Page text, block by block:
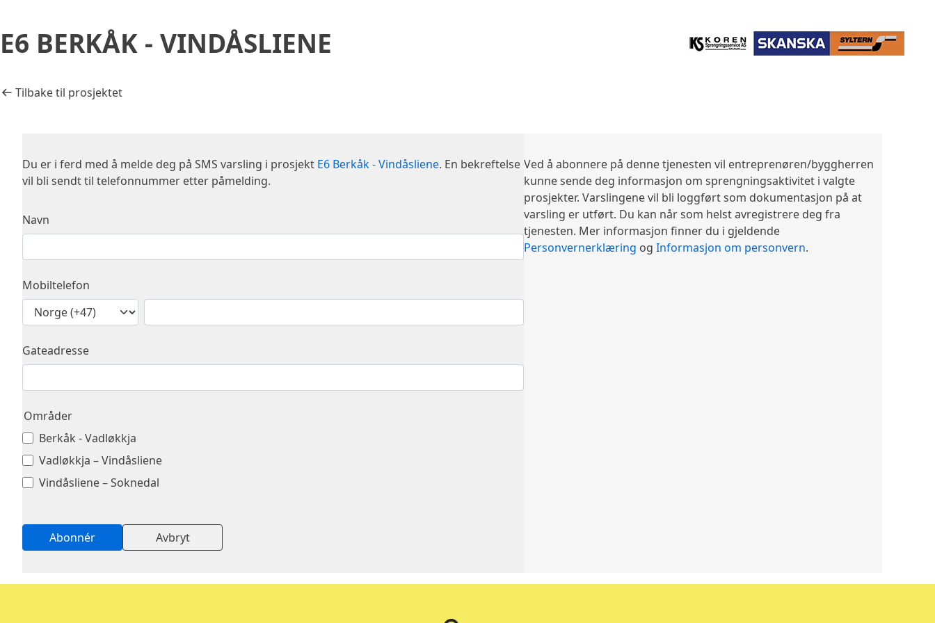
E6 BERKÅK - VINDÅSLIENE
Tilbake til prosjektet
Du er i ferd med å melde deg på SMS varsling i prosjekt E6 Berkåk - Vindåsliene. En bekreftelse
vil bli sendt til telefonnummer etter påmelding.
Navn
Mobiltelefon
Gateadresse
Områder
Berkåk - Vadløkkja
Vadløkkja – Vindåsliene
Vindåsliene – Soknedal
Avbryt
Ved å abonnere på denne tjenesten vil entreprenøren/byggherren
kunne sende deg informasjon om sprengningsaktivitet i valgte
prosjekter. Varslingene vil bli loggført som dokumentasjon på at
varsling er utført. Du kan når som helst avregistrere deg fra
tjenesten. Mer informasjon finner du i gjeldende
Personvernerklæring og Informasjon om personvern.